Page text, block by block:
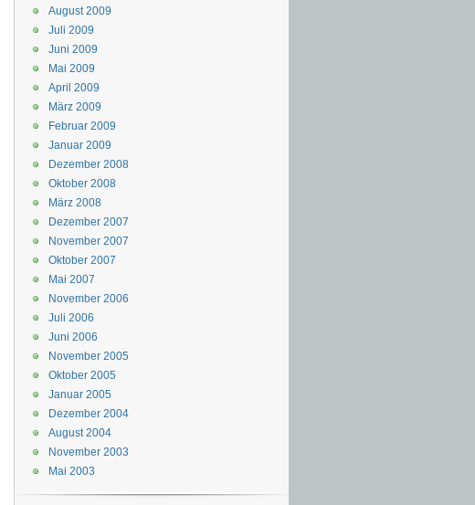
August 2009
Juli 2009
Juni 2009
Mai 2009
April 2009
März 2009
Februar 2009
Januar 2009
Dezember 2008
Oktober 2008
März 2008
Dezember 2007
November 2007
Oktober 2007
Mai 2007
November 2006
Juli 2006
Juni 2006
November 2005
Oktober 2005
Januar 2005
Dezember 2004
August 2004
November 2003
Mai 2003